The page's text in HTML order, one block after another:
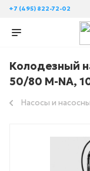
+7 (495) 822-72-02
Колодезный
50/80 M-NA,
Насосы и